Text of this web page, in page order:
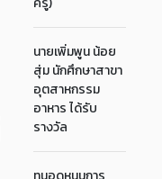
นายเพิ่มพูน น้อย
สุ่ม นักศึกษาสาขา
อุตสาหกรรม
อาหาร ได้รับ
รางวัล